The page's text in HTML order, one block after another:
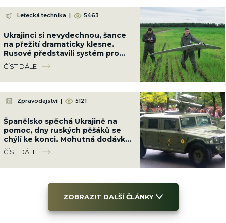
Letecká technika | 5463
Ukrajinci si nevydechnou, šance
na přežití dramaticky klesne.
Rusové představili systém pro
útoky dronů v rojích
ČÍST DÁLE
Zpravodajství | 5121
Španělsko spěchá Ukrajině na
pomoc, dny ruských pěšáků se
chýlí ke konci. Mohutná dodávka
je srovná do latě
ČÍST DÁLE
ZOBRAZIT DALŠÍ ČLÁNKY